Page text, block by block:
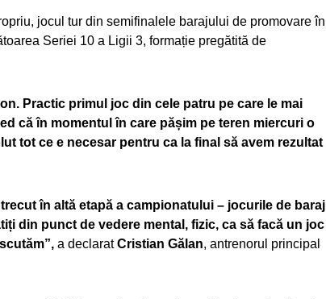
jocul tur din semifinalele barajului de promovare în
Seriei 10 a Ligii 3, formație pregătită de
Practic primul joc din cele patru pe care le mai
că în momentul în care pășim pe teren miercuri o
tot ce e necesar pentru ca la final să avem rezultat
în altă etapă a campionatului – jocurile de baraj
din punct de vedere mental, fizic, ca să facă un joc
a declaratCristian Gălan, antrenorul principal